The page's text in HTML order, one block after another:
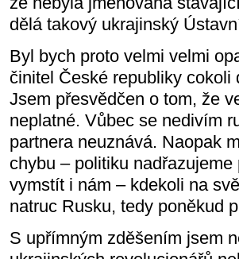
dělá takový ukrajinský
Byl bych proto velmi velmi
činitel České republiky
Jsem přesvědčen o tom, že
neplatné. Vůbec se nedivím
partnera neuznává. Naopak
chybu – politiku
vymstít i nám – kdekoli na
natruc Rusku, tedy poněkud
S upřímným zděšením jsem